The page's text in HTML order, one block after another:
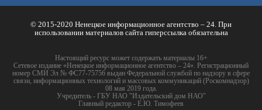
© 2015-2020 Ненецкое информационное агентство – 24. При
использовании материалов сайта гиперссылка обязательна
Настоящий ресурс может содержать материалы 16+
Сетевое издание «Ненецкое информационное агентство – 24». Регистрационный
номер СМИ Эл № ФС77-75756 выдан Федеральной службой по надзору в сфере
связи, информационных технологий и массовых коммуникаций (Роскомнадзор)
08 мая 2019 года.
Учредитель - ГБУ НАО "Издательский дом НАО"
Главный редактор - Е.Ю. Тимофеев